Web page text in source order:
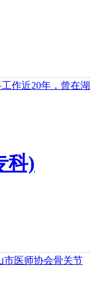
作近20年，曾在湖
科)
市医师协会骨关节